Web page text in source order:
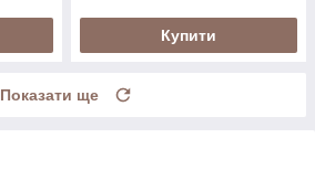
Купити
Показати ще